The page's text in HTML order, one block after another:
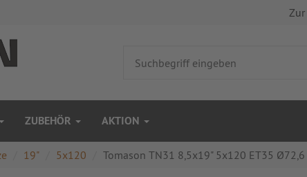
Zur
ZUBEHÖR AKTION
19" 5x120 Tomason TN31 8,5x19" 5x120 ET35 Ø72,6